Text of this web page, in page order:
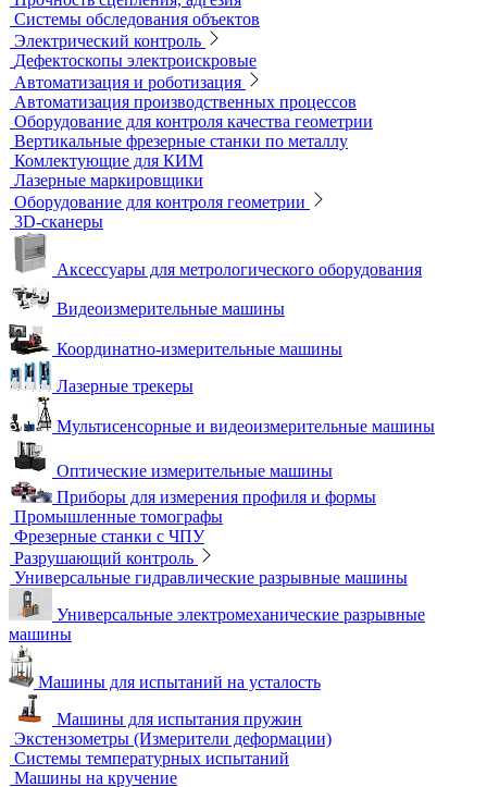
Течеискатели корреляционные
Течеискатели многодатчиковые
Трассотечеискатели
Контроль в строительстве
Виброизмерительные приборы
Диагностика свай
Измерители теплопроводности
Контроль арматуры
Контроль дорог и грунтов
Контроль прочности бетона
Приборы теплового контроля
Прочность сцепления, адгезия
Системы обследования объектов
Электрический контроль
Дефектоскопы электроискровые
Автоматизация и роботизация
Автоматизация производственных процессов
Оборудование для контроля качества геометрии
Вертикальные фрезерные станки по металлу
Комлектующие для КИМ
Лазерные маркировщики
Оборудование для контроля геометрии
3D-сканеры
Аксессуары для метрологического оборудования
Видеоизмерительные машины
Координатно-измерительные машины
Лазерные трекеры
Оптические измерительные машины
Приборы для измерения профиля и формы
Промышленные томографы
Фрезерные станки с ЧПУ